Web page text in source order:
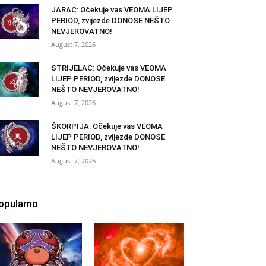
JARAC: Očekuje vas VEOMA LIJEP
PERIOD, zvijezde DONOSE NEŠTO
NEVJEROVATNO!
August 7, 2026
STRIJELAC: Očekuje vas VEOMA
LIJEP PERIOD, zvijezde DONOSE
NEŠTO NEVJEROVATNO!
August 7, 2026
ŠKORPIJA: Očekuje vas VEOMA
LIJEP PERIOD, zvijezde DONOSE
NEŠTO NEVJEROVATNO!
August 7, 2026